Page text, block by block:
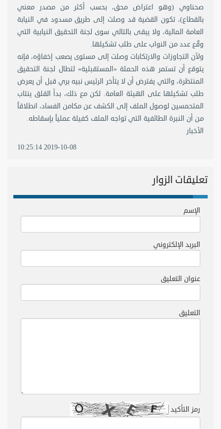
صحناوي (وهو اعتراض محق، بحسب أكثر من مصدر معني
بالقطاع)، تكون القضية قد وصلت إلى طريق مسدود في النيابة
العامة المالية، ولا يبقى بالتالي سوى لجنة التحقيق النيابية التي
وقّع عدد من النواب على طلب تشكيلها.
ولأن التجاوزات والارتكابات وصلت إلى مستوى يصعب إخفاؤه، فإنه
يتوقع أن تستمر هذه الحملة «المستقبلية» لتطال لجنة التحقيق
المنتظرة، والتي يفترض أن لا يتأخر الرئيس نبيه بري قبل أن يعرض
طلب تشكيلها على الهيئة العامة. لكن مع ذلك، بدأ القلق ينتاب
المتحمسين لوصول الملف إلى الكشف عن مكامن الفساد، انطلاقاً
من أن النبرة الطائفية التي تواجه الملف كفيلة عملياً بإسقاطه.
الأخبار
2019-10-08 10:25:14
تعليقات الزوار
الإسم
البريد الإلكتروني
عنوان التعليق
التعليق
رمز التأكيد